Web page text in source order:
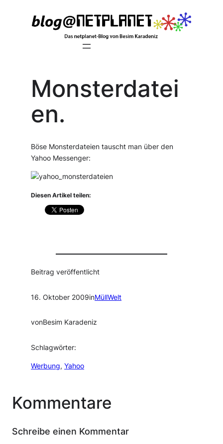
Monsterdatei
en.
Böse Monsterdateien tauscht man über den
Yahoo Messenger:
Diesen Artikel teilen:
Beitrag veröffentlicht
16. Oktober 2009inMüllWelt
vonBesim Karadeniz
Schlagwörter:
Werbung, Yahoo
Kommentare
Schreibe einen Kommentar